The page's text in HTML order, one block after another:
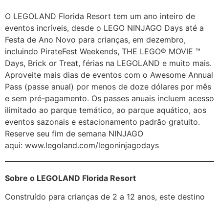
O LEGOLAND Florida Resort tem um ano inteiro de
eventos incríveis, desde o LEGO NINJAGO Days até a
Festa de Ano Novo para crianças, em dezembro,
incluindo PirateFest Weekends, THE LEGO® MOVIE ™
Days, Brick or Treat, férias na LEGOLAND e muito mais.
Aproveite mais dias de eventos com o Awesome Annual
Pass (passe anual) por menos de doze dólares por mês
e sem pré-pagamento. Os passes anuais incluem acesso
ilimitado ao parque temático, ao parque aquático, aos
eventos sazonais e estacionamento padrão gratuito.
Reserve seu fim de semana NINJAGO
aqui: www.legoland.com/legoninjagodays
Sobre o LEGOLAND Florida Resort
Construído para crianças de 2 a 12 anos, este destino